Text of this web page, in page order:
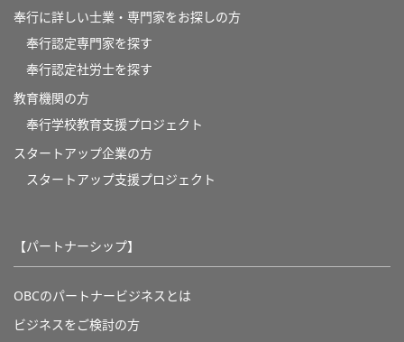
奉行に詳しい士業・専門家をお探しの方
奉行認定専門家を探す
奉行認定社労士を探す
教育機関の方
奉⾏学校教育⽀援プロジェクト
スタートアップ企業の方
スタートアップ支援プロジェクト
【パートナーシップ】
OBCのパートナービジネスとは
ビジネスをご検討の方